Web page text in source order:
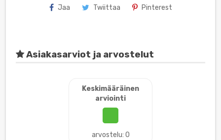
Jaa Twiittaa Pinterest
Asiakasarviot ja arvostelut
Keskimääräinen
arviointi
arvostelu: 0